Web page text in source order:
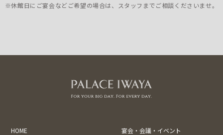
※休館日にご宴会などご希望の場合は、スタッフまでご相談くださいませ。
HOME
宴会・会議・イベント